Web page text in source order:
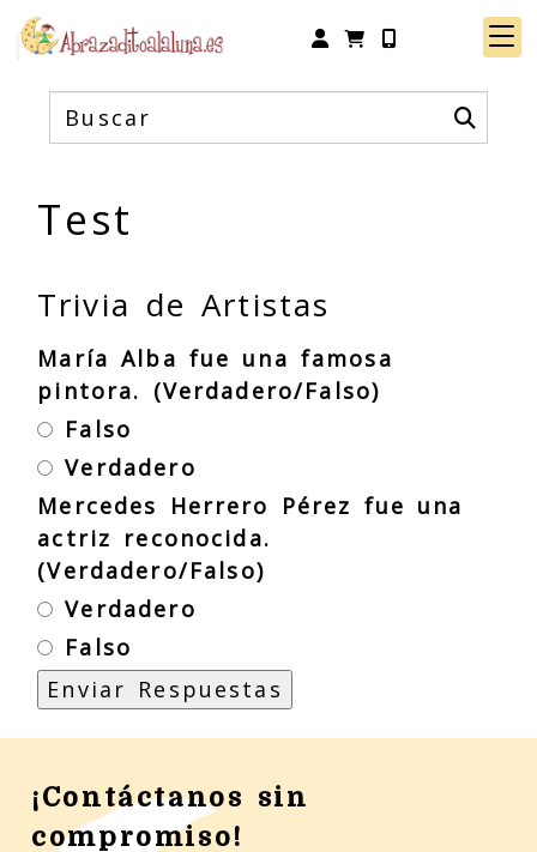
Identifícate
Test
Trivia de Artistas
María Alba fue una famosa
pintora. (Verdadero/Falso)
Falso
Verdadero
Mercedes Herrero Pérez fue una
actriz reconocida.
(Verdadero/Falso)
Verdadero
Falso
¡Contáctanos sin
compromiso!